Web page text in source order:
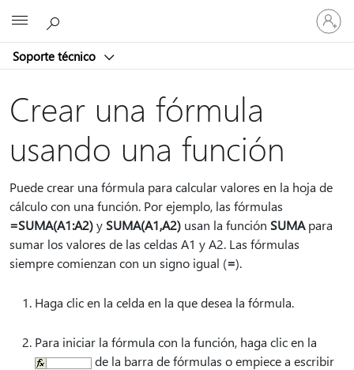
Soporte técnico
Iniciar
sesión
en
cuenta
Crear una fórmula
usando una función
Puede crear una fórmula para calcular valores en la hoja de
cálculo con una función. Por ejemplo, las fórmulas
=SUMA(A1:A2)y SUMA(A1,A2) usan la función SUMApara
sumar los valores de las celdas A1 y A2. Las fórmulas
siempre comienzan con un signo igual (=).
Haga clic en la celda en la que desea la fórmula.
Para iniciar la fórmula con la función, haga clic en la
de la barra de fórmulas o empiece a escribir